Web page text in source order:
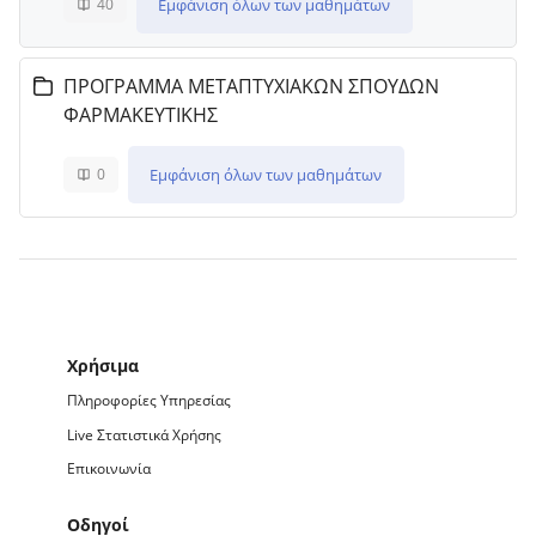
40
ΠΡΟΓΡΑΜΜΑ ΜΕΤΑΠΤΥΧΙΑΚΩΝ ΣΠΟΥΔΩΝ
ΦΑΡΜΑΚΕΥΤΙΚΗΣ
0 Εμφάνιση όλων των μαθημάτων
Χρήσιμα
Πληροφορίες Υπηρεσίας
Live Στατιστικά Χρήσης
Επικοινωνία
Οδηγοί